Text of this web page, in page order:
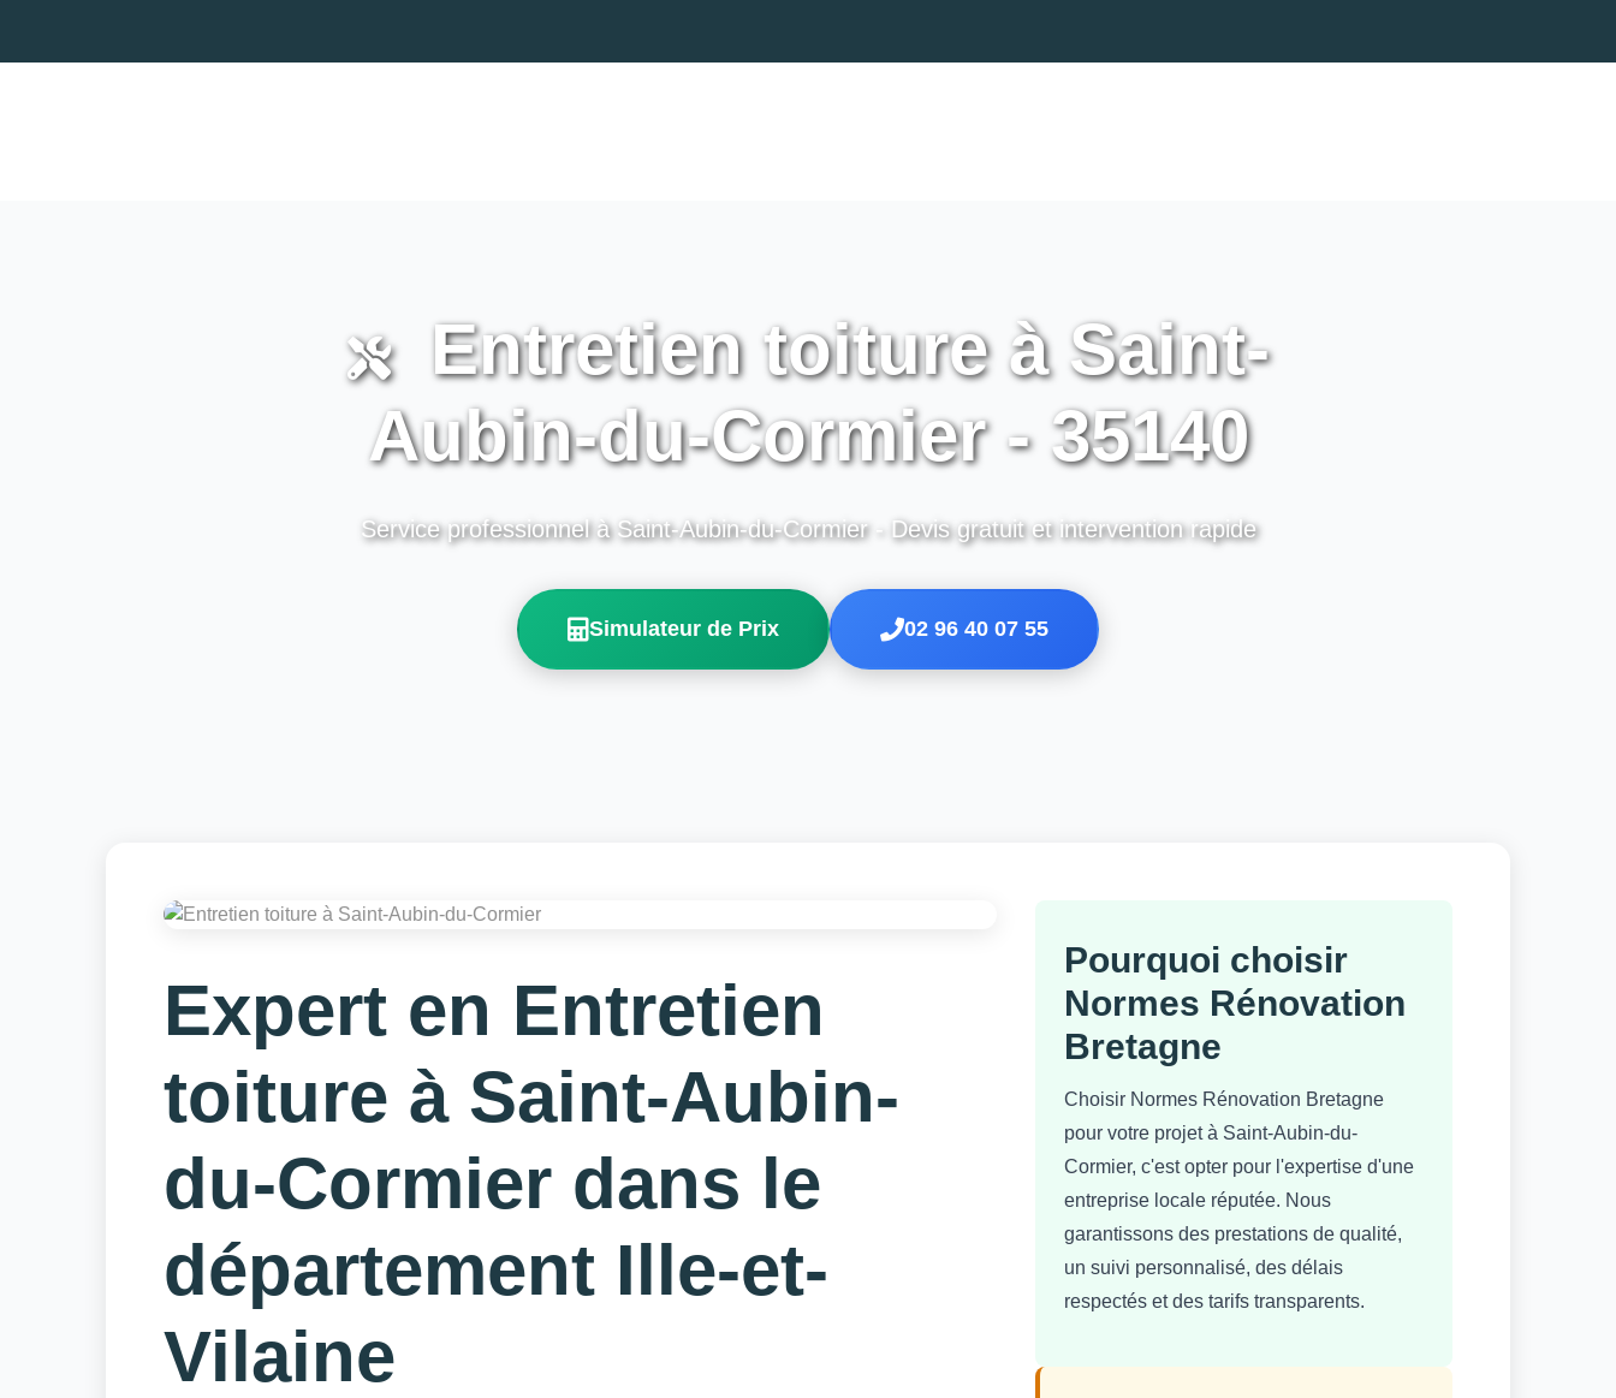
Entretien toiture à Saint-
Aubin-du-Cormier - 35140
Service professionnel à Saint-Aubin-du-Cormier - Devis gratuit et intervention rapide
Simulateur de Prix 02 96 40 07 55
Expert en Entretien
toiture à Saint-Aubin-
du-Cormier dans le
département Ille-et-
Vilaine
Pourquoi choisir
Normes Rénovation
Bretagne
Choisir Normes Rénovation Bretagne
pour votre projet à Saint-Aubin-du-
Cormier, c'est opter pour l'expertise d'une
entreprise locale réputée. Nous
garantissons des prestations de qualité,
un suivi personnalisé, des délais
respectés et des tarifs transparents.